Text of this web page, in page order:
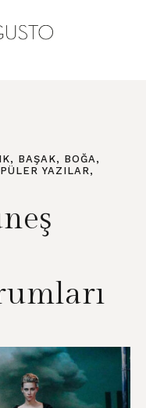
, BAŞAK, BOĞA,
YAZILAR,